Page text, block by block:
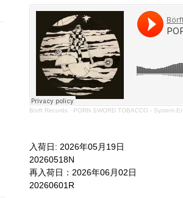
Börft Records · PORN SWORD TOBACCO - System
入荷日: 2026年05月19日
20260518N
再入荷日：2026年06月02日
20260601R